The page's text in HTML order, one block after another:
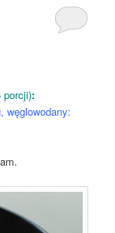
porcji):
węglowodany: